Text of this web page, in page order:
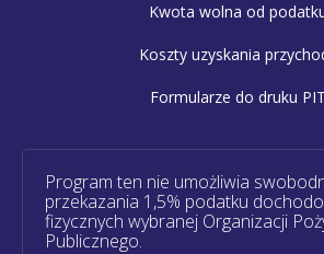
Kwota wolna od
Koszty uzyskania
Formularze do druku PIT
Program ten nie umożliwia
przekazania 1,5% podatku
fizycznych wybranej Organizacji
Publicznego.